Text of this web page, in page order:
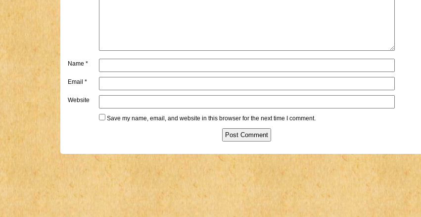
Name *
Email *
Website
Save my name, email, and website in this browser for the next time I comment.